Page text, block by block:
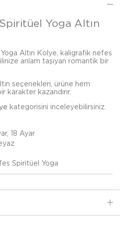
Yoga Altın
Altın Kolye, kaligrafik nefes
anlam taşıyan romantik bir
seçenekleri, ürüne hem
karakter kazandırır.
kategorisini inceleyebilirsiniz.
18 Ayar
Spiritüel Yoga